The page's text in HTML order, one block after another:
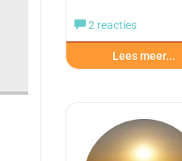
2 reacties
Lees meer...